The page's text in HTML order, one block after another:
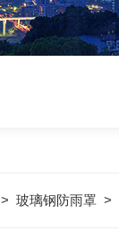
>玻璃钢防雨罩 >